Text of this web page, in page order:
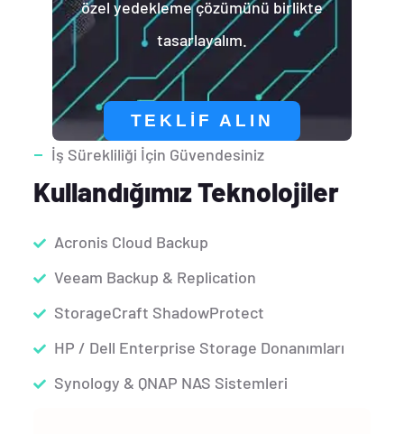
özel yedekleme çözümünü birlikte
tasarlayalım.
TEKLIF ALIN
İş Sürekliliği İçin Güvendesiniz
Kullandığımız Teknolojiler
Acronis Cloud Backup
Veeam Backup & Replication
StorageCraft ShadowProtect
HP / Dell Enterprise Storage Donanımları
Synology & QNAP NAS Sistemleri